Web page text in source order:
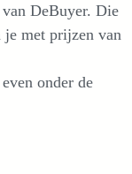
DeBuyer. Die
met prijzen van
onder de